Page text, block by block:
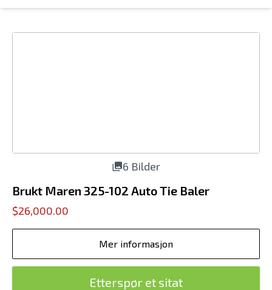
6 Bilder
Brukt Maren 325-102 Auto Tie Baler
$26,000.00
Mer informasjon
Etterspør et sitat